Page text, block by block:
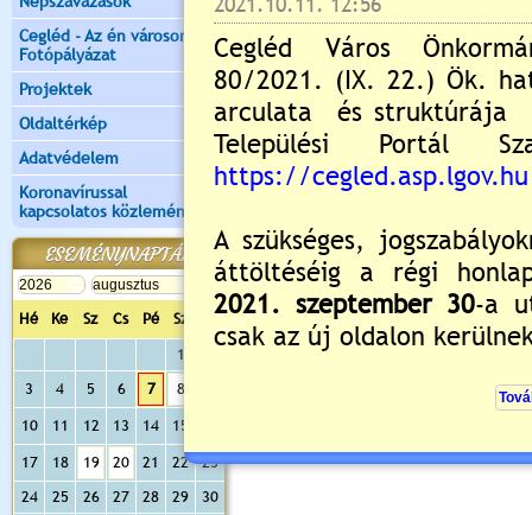
Cegléd - Az én városom -
Fotópályázat
Projektek
Oldaltérkép
Adatvédelem
Koronavírussal
kapcsolatos közlemények
ESEMÉNYNAPTÁR
Hé Ke Sz Cs Pé Sz
Va
1
3
4 5 6 7 8
10 11 12 13 14 15
17 18 19 20 21 22
23
24
25 26 27 28 29
30
Új hozzászólás:
Kérjük jelentkezzen be,